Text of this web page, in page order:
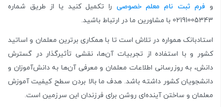
و فرم ثبت نام معلم خصوصی را تکمیل کنید یا از طریق شماره‌
02191005343 با مشاورین ما در ارتباط باشید.
استادبانک همواره در تلاش است تا با همکاری برترین معلمان و اساتید
کشور و با استفاده از تجربیات آن‌ها، نقشی تأثیرگذار در گسترش
دانش، به روزرسانی اطلاعات معلمان و معرفی آن‌ها به دانش‌آموزان و
دانشجویان کشور داشته باشد. هدف ما بالا بردن سطح کیفیت آموزش
معلمان و ساختن آینده‌ای روشن برای فرزندان این سرزمین است.